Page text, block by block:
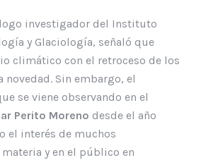
investigador del Instituto
y Glaciología, señaló que
climático con el retroceso de los
novedad. Sin embargo, el
se viene observando en el
Perito Moreno desde el año
el interés de muchos
y en el público en